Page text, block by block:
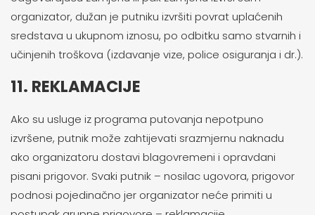
organizator, dužan je putniku izvršiti povrat uplaćenih
sredstava u ukupnom iznosu, po odbitku samo stvarnih i
učinjenih troškova (izdavanje vize, police osiguranja i dr.).
11. REKLAMACIJE
Ako su usluge iz programa putovanja nepotpuno
izvršene, putnik može zahtijevati srazmjernu naknadu
ako organizatoru dostavi blagovremeni i opravdani
pisani prigovor. Svaki putnik – nosilac ugovora, prigovor
podnosi pojedinačno jer organizator neće primiti u